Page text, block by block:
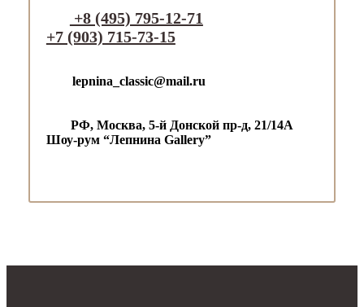
+8 (495) 795-12-71
+7 (903) 715-73-15
lepnina_classic@mail.ru
РФ, Москва, 5-й Донской пр-д, 21/14А
Шоу-рум “Лепнина Gallery”